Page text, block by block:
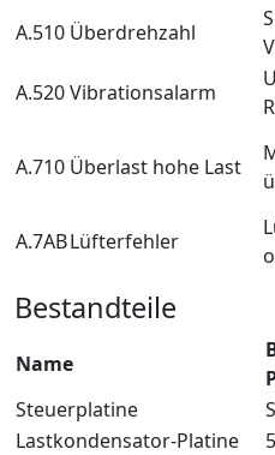
A.510 Überdrehzahl
A.520Vibrationsalarm
A.710 Überlast hohe Last
A.7ABLüfterfehler
Bestandteile
Name
Steuerplatine
Lastkondensator-Platine